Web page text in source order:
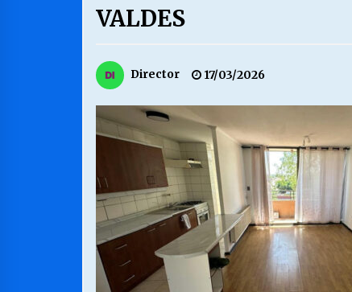
13/07/2026
VOLVER A SER ALTERNATIVA
16/06/2026
S.O.S. a los ricos, Save Our Souls
(Salvar Nuestras Almas)
30/04/2026
VALDES
Director 17/03/2026